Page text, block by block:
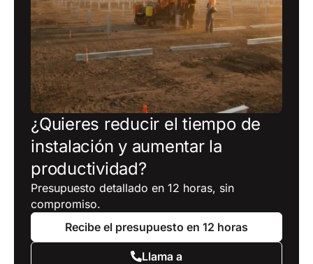
¿Quieres reducir el tiempo de
instalación y aumentar la
productividad?
Presupuesto detallado en 12 horas, sin
compromiso.
Recibe el presupuesto en 12 horas
Llama a